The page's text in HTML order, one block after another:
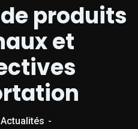
produits
et
Actualités